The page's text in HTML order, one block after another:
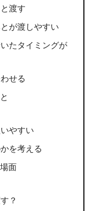
渡す
が渡しやすい
たタイミングが
せる
やすい
を考える
面
？